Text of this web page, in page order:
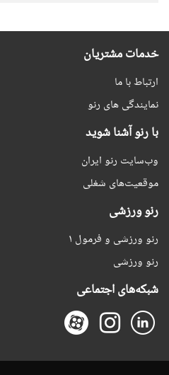
خدمات مشتریان
ارتباط با ما
نمایندگی های رنو
با رنو آشنا شوید
وب‌سایت رنو ایران
موقعیت‌های شغلی
رنو ورزشی
رنو ورزشی و فرمول ۱
رنو ورزشی
شبکه‌های اجتماعی